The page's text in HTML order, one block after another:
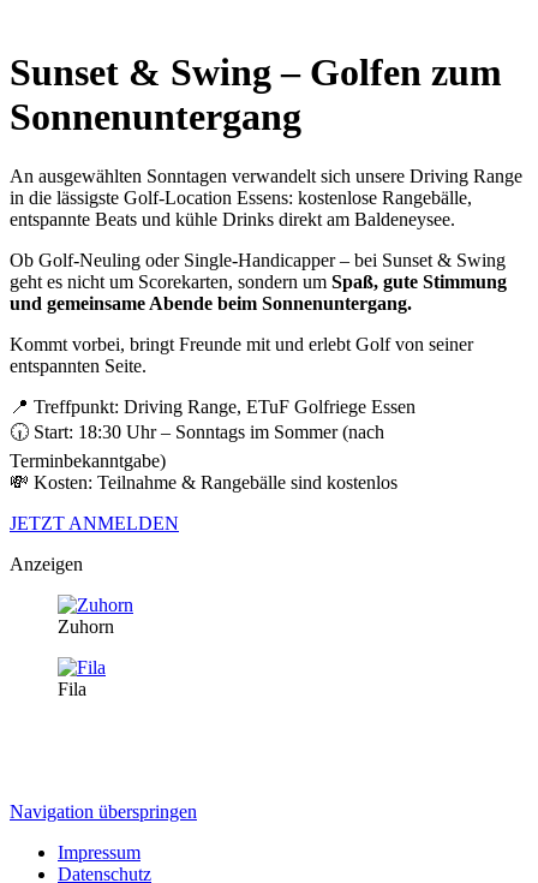
Sunset & Swing – Golfen zum
Sonnenuntergang
An ausgewählten Sonntagen verwandelt sich unsere Driving Range
in die lässigste Golf-Location Essens: kostenlose Rangebälle,
entspannte Beats und kühle Drinks direkt am Baldeneysee.
Ob Golf-Neuling oder Single-Handicapper – bei Sunset & Swing
geht es nicht um Scorekarten, sondern um Spaß, gute Stimmung
und gemeinsame Abende beim Sonnenuntergang.
Kommt vorbei, bringt Freunde mit und erlebt Golf von seiner
entspannten Seite.
📍 Treffpunkt: Driving Range, ETuF Golfriege Essen
🕡 Start: 18:30 Uhr – Sonntags im Sommer (nach
Terminbekanntgabe)
💸 Kosten: Teilnahme & Rangebälle sind kostenlos
JETZT ANMELDEN
Anzeigen
Zuhorn
Fila
Navigation überspringen
Impressum
Datenschutz